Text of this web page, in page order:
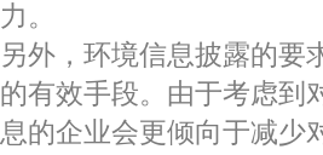
力。
另外，环境信息披露的要
的有效手段。由于考虑到
息的企业会更倾向于减少